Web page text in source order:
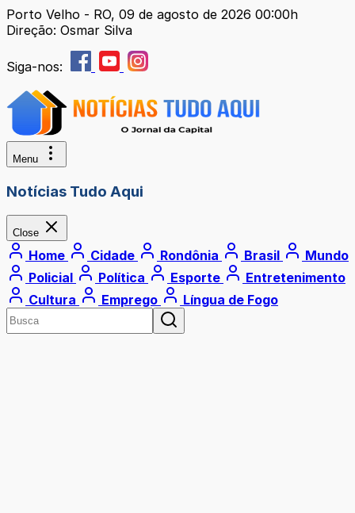
Porto Velho - RO, 09 de agosto de 2026 00:00h
Direção: Osmar Silva
Siga-nos:
Menu
Notícias Tudo Aqui
Close
Home Cidade Rondônia Brasil
Mundo
Policial
Política Esporte
Entretenimento
Cultura
Emprego Língua de Fogo